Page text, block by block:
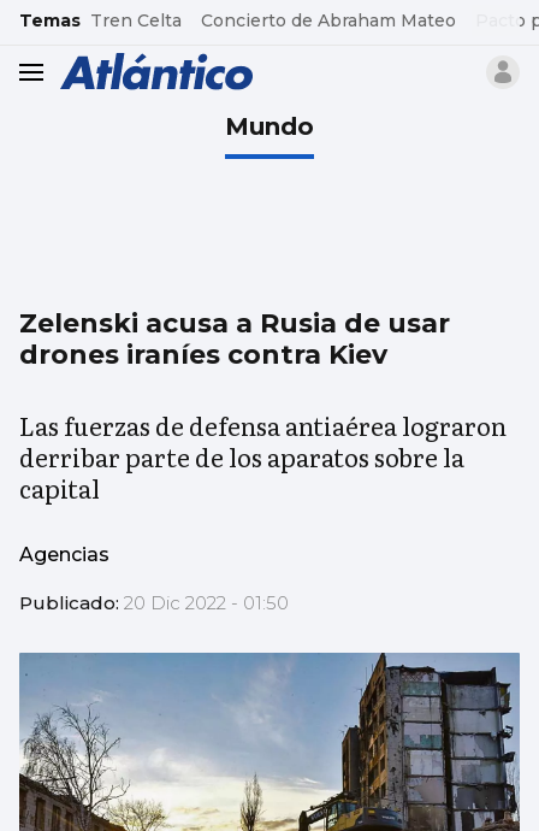
common.go-to-content
Temas Tren Celta Concierto de Abraham Mateo Pacto
header.menu.open
Mundo
Zelenski acusa a Rusia de usar
drones iraníes contra Kiev
Las fuerzas de defensa antiaérea lograron
derribar parte de los aparatos sobre la
capital
Agencias
Publicado: 20 Dic 2022 - 01:50